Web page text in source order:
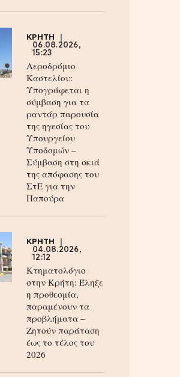
ΚΡΗΤΗ
06.08.2026,
15:23
Αεροδρόμιο
Καστελίου:
Υπογράφεται η
σύμβαση για τα
ραντάρ παρουσία
της ηγεσίας του
Υπουργείου
Υποδομών –
Σύμβαση στη σκιά
της απόφασης του
ΣτΕ για την
Παπούρα
ΚΡΗΤΗ
04.08.2026,
12:12
Κτηματολόγιο
στην Κρήτη: Έληξε
η προθεσμία,
παραμένουν τα
προβλήματα –
Ζητούν παράταση
έως το τέλος του
2026